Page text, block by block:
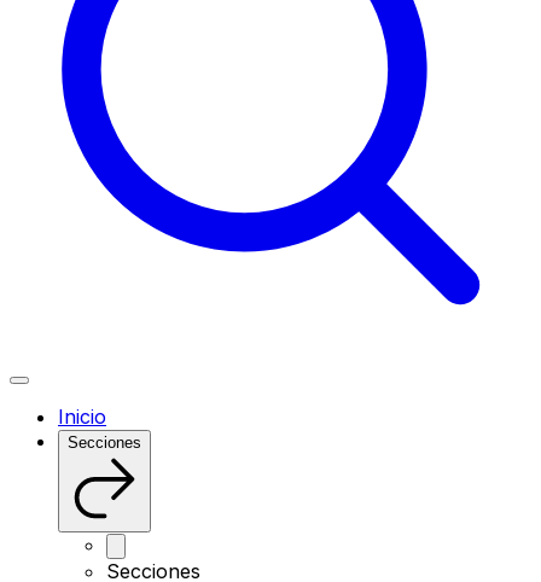
Inicio
Secciones
Secciones